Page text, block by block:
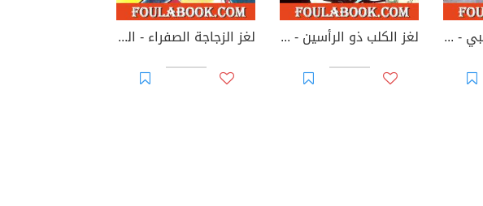
لغز العنكبوت الذهبي - الطبعة الثانية لغز الكلب ذو الرأسين - الطبعة الثالثة لغز الزجاجة الصفراء - الطبعة الثالثة